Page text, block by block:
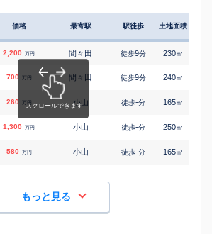
価格 最寄駅 駅徒歩 土地面積
2,200 万円 間々田 徒歩9分 230㎡
700 万円 間々田 徒歩9分 240㎡
260 万円 小山 徒歩-分 165㎡
1,300 万円 小山 徒歩-分 250㎡
580 万円 小山 徒歩-分 165㎡
もっと見る